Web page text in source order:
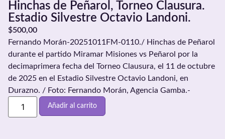
Hinchas de Peñarol, Torneo Clausura.
Estadio Silvestre Octavio Landoni.
$500,00
Fernando Morán-20251011FM-0110./ Hinchas de Peñarol
durante el partido Miramar Misiones vs Peñarol por la
decimaprimera fecha del Torneo Clausura, el 11 de octubre
de 2025 en el Estadio Silvestre Octavio Landoni, en
Durazno. / Foto: Fernando Morán, Agencia Gamba.-
Añadir al carrito